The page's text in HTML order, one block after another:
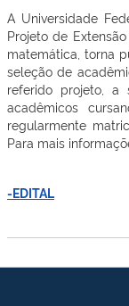
A Universidade
Projeto de
matemática, torna
seleção de
referido projeto, a
acadêmicos
regularmente
Para mais
-EDITAL